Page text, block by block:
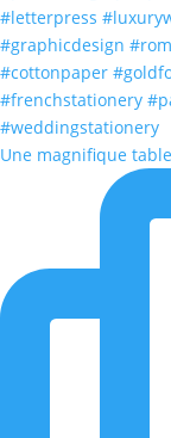
Une magnifique